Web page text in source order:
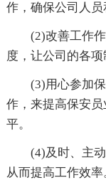
作，确保公司人员
(2)改善工作
度，让公司的各项
(3)用心参加
作，来提高保安
平。
(4)及时、主
从而提高工作效率